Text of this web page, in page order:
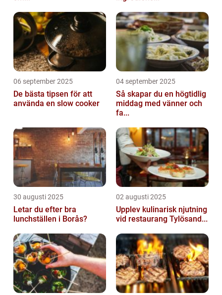
06 september 2025
De bästa tipsen för att
använda en slow cooker
04 september 2025
Så skapar du en högtidlig
middag med vänner och
fa...
30 augusti 2025
Letar du efter bra
lunchställen i Borås?
02 augusti 2025
Upplev kulinarisk njutning
vid restaurang Tylösand...